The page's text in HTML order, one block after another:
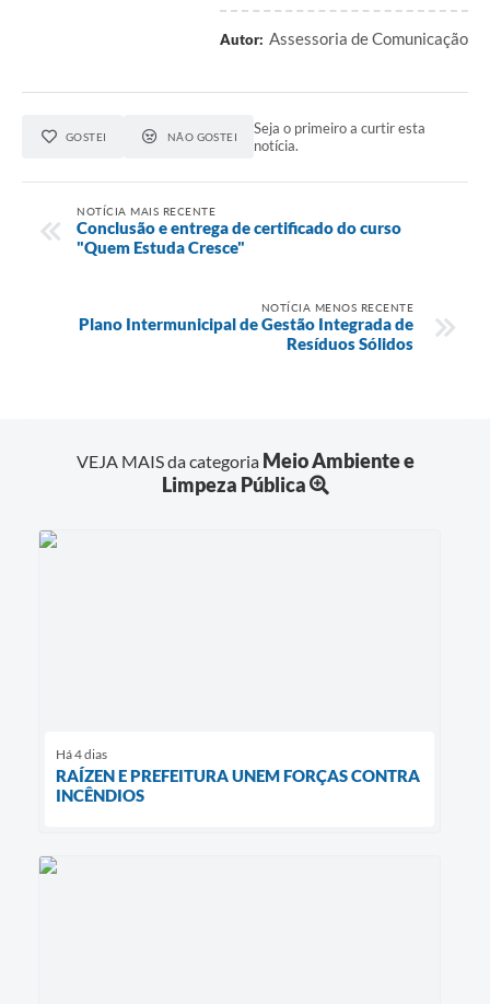
Autor: Assessoria de Comunicação
GOSTEI NÃO GOSTEI
Seja o primeiro a curtir esta
notícia.
NOTÍCIA MAIS RECENTE
Conclusão e entrega de certificado do curso
"Quem Estuda Cresce"
NOTÍCIA MENOS RECENTE
Plano Intermunicipal de Gestão Integrada de
Resíduos Sólidos
VEJA MAIS da categoria Meio Ambiente e
Limpeza Pública
Há 4 dias
RAÍZEN E PREFEITURA UNEM FORÇAS CONTRA
INCÊNDIOS